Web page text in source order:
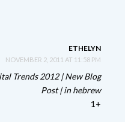
ETHELYN
NOVEMBER 2, 2011 AT 11:58 PM
Trends 2012 | New Blog
Post | in hebrew
+1